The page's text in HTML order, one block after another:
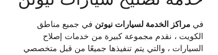
في مراكز الخدمة لسيارات نيوتن في جميع مناطق
الكويت ، نقدم مجموعة كبيرة من خدمات إصلاح
السيارات ، والتي يتم تنفيذها جميعًا من قبل متخصصي